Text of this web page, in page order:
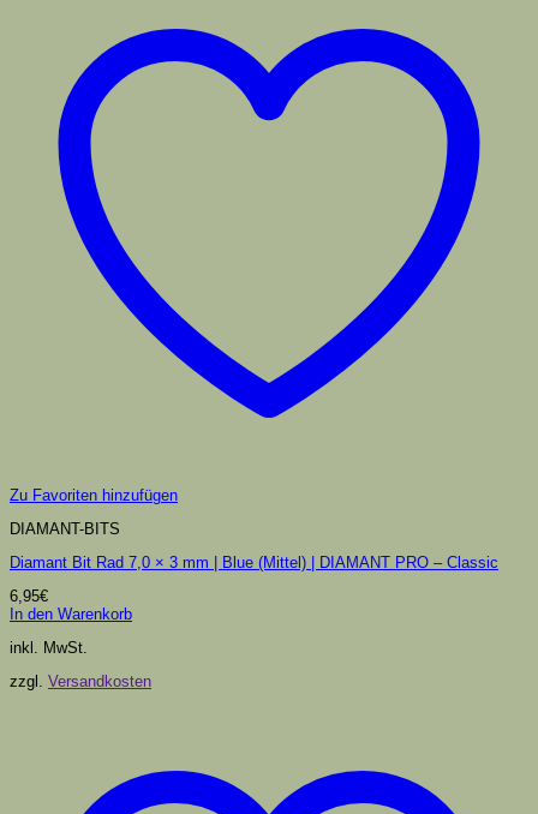
Zu Favoriten hinzufügen
DIAMANT-BITS
Diamant Bit Rad 7,0 × 3 mm | Blue (Mittel) | DIAMANT PRO – Classic
6,95€
In den Warenkorb
inkl. MwSt.
zzgl. Versandkosten